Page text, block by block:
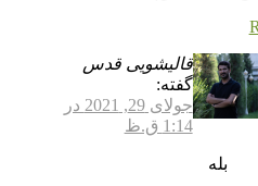
قالیشویی قدس
گفته:
جولای 29, 2021 در
1:14 ق.ظ
بله